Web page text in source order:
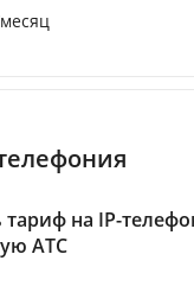
тариф на IP-
АТС